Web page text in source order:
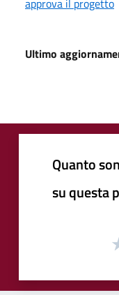
Ultimo
Quanto
su questa